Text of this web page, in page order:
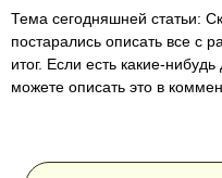
Тема сегодняшней статьи:
постарались описать все с
итог. Если есть какие-
можете описать это в